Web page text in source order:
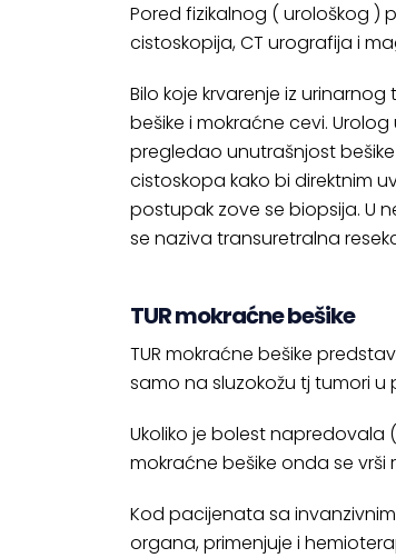
Pored fizikalnog ( urološkog )
cistoskopija, CT urografija i
Bilo koje krvarenje iz
bešike i mokraćne cevi.
pregledao unutrašnjost
cistoskopa kako bi direktnim
postupak zove se biopsija. U
se naziva transuretralna
TUR mokraćne bešike
TUR mokraćne bešike
samo na sluzokožu tj tumori
Ukoliko je bolest napredovala
mokraćne bešike onda se vrši
Kod pacijenata sa
organa, primenjuje i